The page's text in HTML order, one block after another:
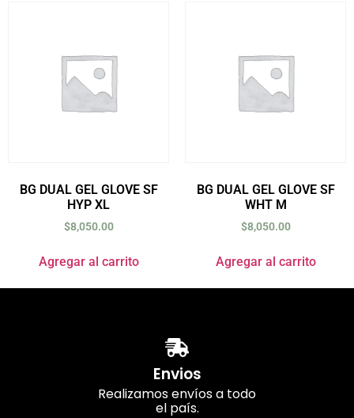
BG DUAL GEL GLOVE SF
HYP XL
$8,050.00
Agregar al carrito
BG DUAL GEL GLOVE SF
WHT M
$8,050.00
Agregar al carrito
Envios
Realizamos envíos a todo
el país.